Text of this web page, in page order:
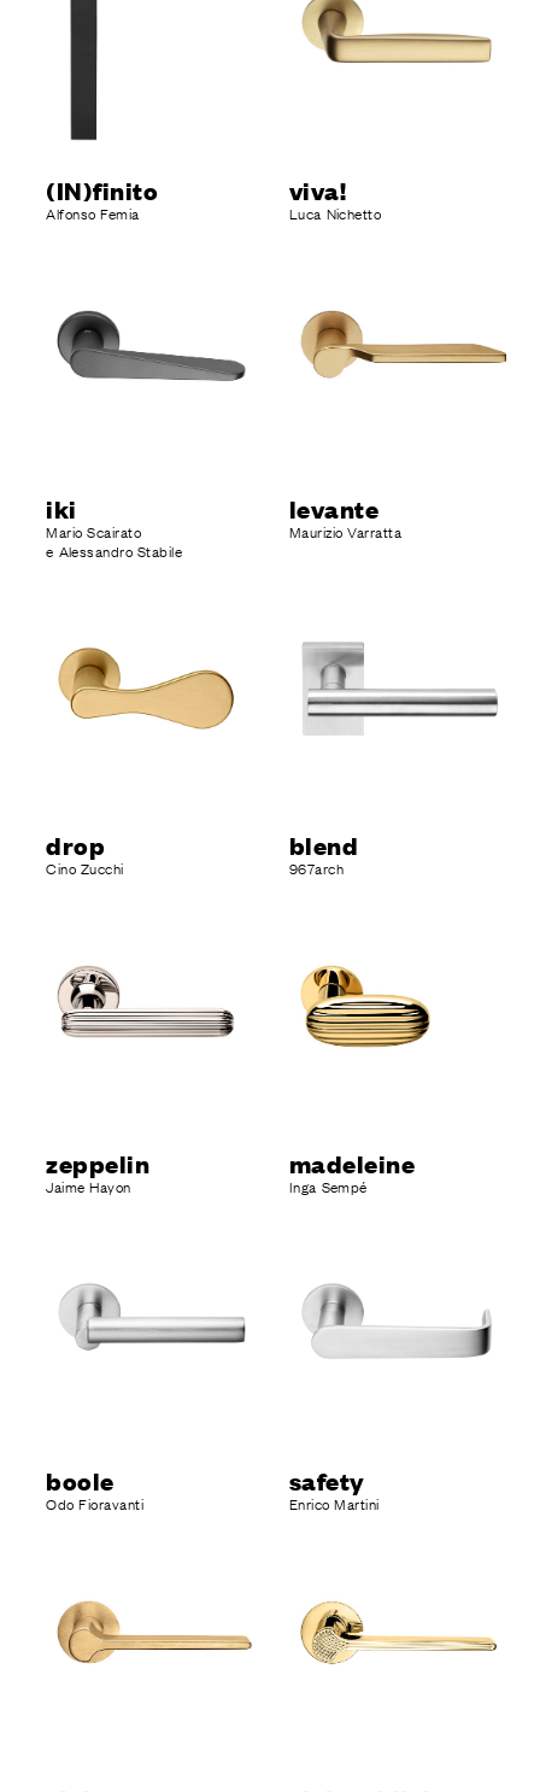
(IN)finito
Alfonso Femia
viva!
Luca Nichetto
iki
Mario Scairato
e Alessandro Stabile
levante
Maurizio Varratta
drop
Cino Zucchi
blend
967arch
zeppelin
Jaime Hayon
madeleine
Inga Sempé
boole
Odo Fioravanti
safety
Enrico Martini